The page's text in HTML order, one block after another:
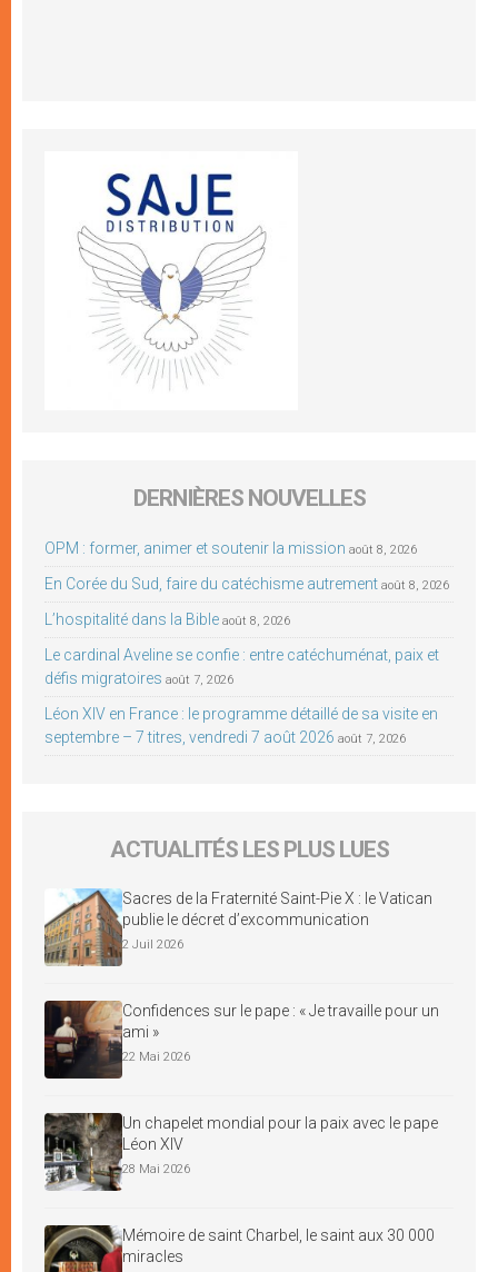
DERNIÈRES NOUVELLES
OPM : former, animer et soutenir la mission août 8, 2026
En Corée du Sud, faire du catéchisme autrement août 8, 2026
L’hospitalité dans la Bible août 8, 2026
Le cardinal Aveline se confie : entre catéchuménat, paix et
défis migratoires août 7, 2026
Léon XIV en France : le programme détaillé de sa visite en
septembre – 7 titres, vendredi 7 août 2026 août 7, 2026
ACTUALITÉS LES PLUS LUES
Sacres de la Fraternité Saint-Pie X : le Vatican
publie le décret d’excommunication
2 Juil 2026
Confidences sur le pape : « Je travaille pour un
ami »
22 Mai 2026
Un chapelet mondial pour la paix avec le pape
Léon XIV
28 Mai 2026
Mémoire de saint Charbel, le saint aux 30 000
miracles